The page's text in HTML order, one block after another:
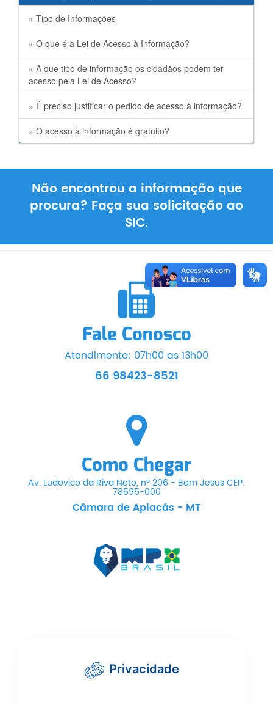
» Tipo de Informações
» O que é a Lei de Acesso à Informação?
» A que tipo de informação os cidadãos podem ter
acesso pela Lei de Acesso?
» É preciso justificar o pedido de acesso à informação?
» O acesso à informação é gratuito?
Não encontrou a informação que
procura? Faça sua solicitação ao
SIC.
Fale Conosco
Atendimento: 07h00 as 13h00
66 98423-8521
Como Chegar
Av. Ludovico da Riva Neto, nº 206 - Bom Jesus CEP:
78595-000
Câmara de Apiacás - MT
Privacidade